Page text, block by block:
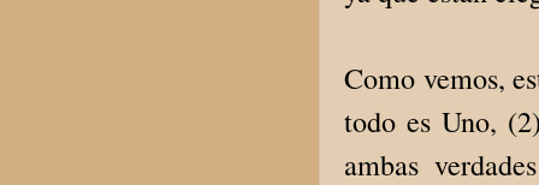
Como vemos,
todo es Uno,
ambas